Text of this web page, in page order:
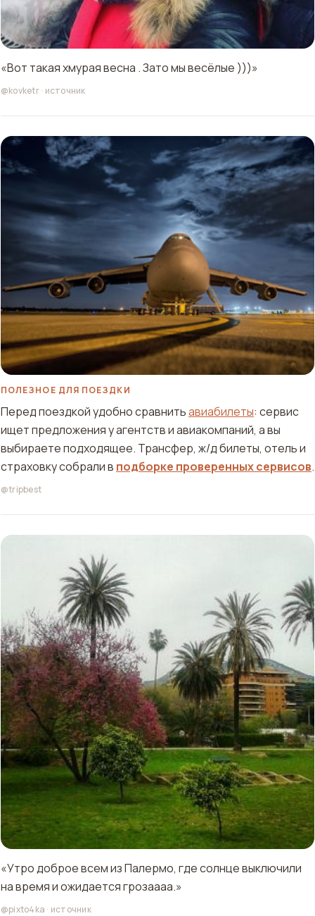
«Вот такая хмурая весна . Зато мы весёлые )))»
@kovketr· источник
ПОЛЕЗНОЕ ДЛЯ ПОЕЗДКИ
Перед поездкой удобно сравнитьавиабилеты: сервис
ищет предложения у агентств и авиакомпаний, а вы
выбираете подходящее. Трансфер, ж/д билеты, отель и
страховку собрали в подборке проверенных сервисов.
@tripbest
«Утро доброе всем из Палермо, где солнце выключили
на время и ожидается грозаааа.»
@pixto4ka · источник